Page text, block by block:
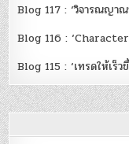
Blog 117 : ‘วิจารณญาณ
Blog 116 : ‘Character
Blog 115 : ‘เทรดให้เร็ว